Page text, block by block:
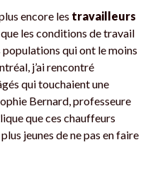
encore les travailleurs
que les conditions de travail
qui ont le moins
j’ai rencontré
qui touchaient une
Bernard, professeure
que ces chauffeurs
jeunes de ne pas en faire